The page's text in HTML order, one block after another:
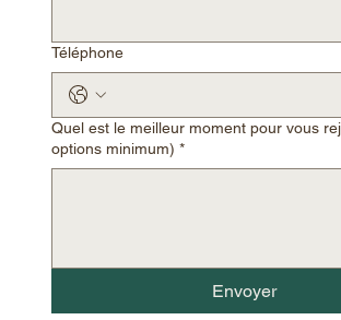
Téléphone
Quel est le meilleur moment pour vous
options minimum) *
Envoyer